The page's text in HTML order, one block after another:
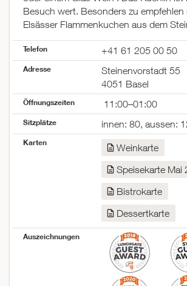
Besuch wert. Besonders zu empfehlen
Elsässer Flammenkuchen aus dem
Telefon +41 61 205 00 50
Adresse
Steinenvorstadt 55
4051 Basel
Öffnungszeiten
11:00–01:00
Montag
Mittwoch
11:00–22:00
11:00–23:00
11:00–23:00
11:00–01:00
12:00–22:00
Sitzplätze innen: 80, aussen:
Karten
Weinkarte
Speisekarte Mai
Bistrokarte
Dessertkarte
Auszeichnungen